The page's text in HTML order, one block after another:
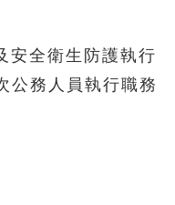
安全衛生防護執行
公務人員執行職務